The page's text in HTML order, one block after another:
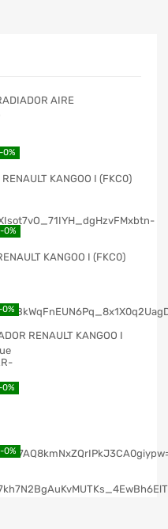
AIRE
-0%
KANGOO I (FKC0)
-0%
KANGOO I (FKC0)
0%
RENAULT KANGOO I
0%
-0%